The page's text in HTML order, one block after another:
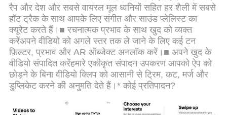
रैप और देश और सबसे वायरल मूल ध्वनियों सहित हर शैली में सबसे
हॉट ट्रैक के साथ आपके लिए संगीत और साउंड प्लेलिस्ट का
क्यूरेट करते हैं।■ रचनात्मक प्रभाव के साथ खुद को व्यक्त
करेंअपने वीडियो को अगले स्तर तक ले जाने के लिए कई टन
फ़िल्टर, प्रभाव और AR ऑब्जेक्ट अनलॉक करें।■ अपने खुद के
वीडियो संपादित करेंहमारे एकीकृत संपादन उपकरण आपको ऐप को
छोड़ने के बिना वीडियो क्लिप को आसानी से ट्रिम, कट, मर्ज और
डुप्लिकेट करने की अनुमति देते हैं।* कोई प्रतिपादन?